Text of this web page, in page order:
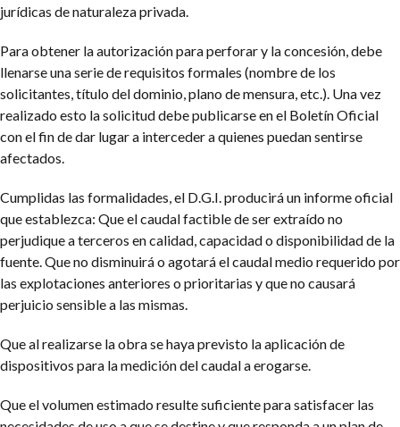
jurídicas de naturaleza privada.
Para obtener la autorización para perforar y la concesión, debe
llenarse una serie de requisitos formales (nombre de los
solicitantes, título del dominio, plano de mensura, etc.). Una vez
realizado esto la solicitud debe publicarse en el Boletín Oficial
con el fin de dar lugar a interceder a quienes puedan sentirse
afectados.
Cumplidas las formalidades, el D.G.I. producirá un informe oficial
que establezca: Que el caudal factible de ser extraído no
perjudique a terceros en calidad, capacidad o disponibilidad de la
fuente.Que no disminuirá o agotará el caudal medio requerido por
las explotaciones anteriores o prioritarias y que no causará
perjuicio sensible a las mismas.
Que al realizarse la obra se haya previsto la aplicación de
dispositivos para la medición del caudal a erogarse.
Que el volumen estimado resulte suficiente para satisfacer las